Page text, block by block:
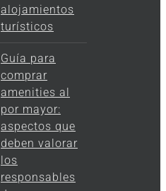
alojamientos
turísticos
Guía para
comprar
amenities al
por mayor:
aspectos que
deben valorar
los
responsables